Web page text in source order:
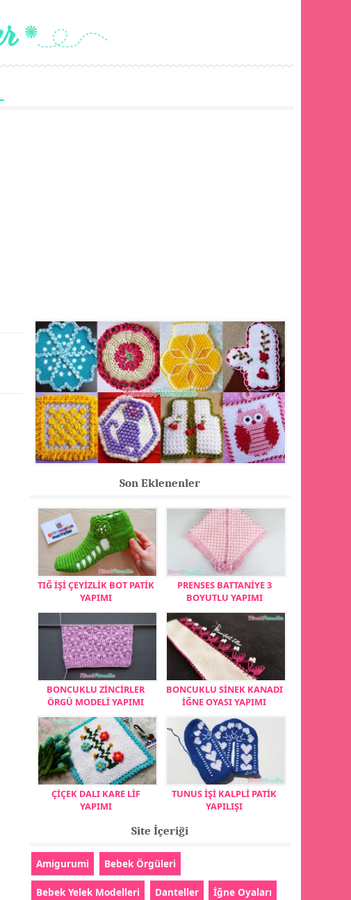
Son Eklenenler
TIĞ İŞİ ÇEYİZLİK BOT PATİK
YAPIMI
PRENSES BATTANİYE 3
BOYUTLU YAPIMI
BONCUKLU ZİNCİRLER
ÖRGÜ MODELİ YAPIMI
BONCUKLU SİNEK KANADI
İĞNE OYASI YAPIMI
ÇİÇEK DALI KARE LİF
YAPIMI
TUNUS İŞİ KALPLİ PATİK
YAPILIŞI
Site İçeriği
Amigurumi Bebek Örgüleri
Bebek Yelek Modelleri Danteller İğne Oyaları